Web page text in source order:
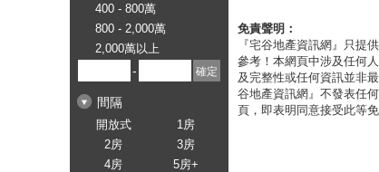
400 - 800萬
800 - 2,000萬
2,000萬以上
-
間隔
開放式
1房
2房
3房
4房
5房+
免責聲明：
『宅谷地產資訊網』只提
參考！本網頁中涉及任何
及完整性或任何資訊並非
谷地產資訊網』不發表任
頁，即表明同意接受此等免